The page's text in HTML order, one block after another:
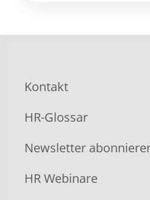
Kontakt
HR-Glossar
Newsletter
HR Webinare